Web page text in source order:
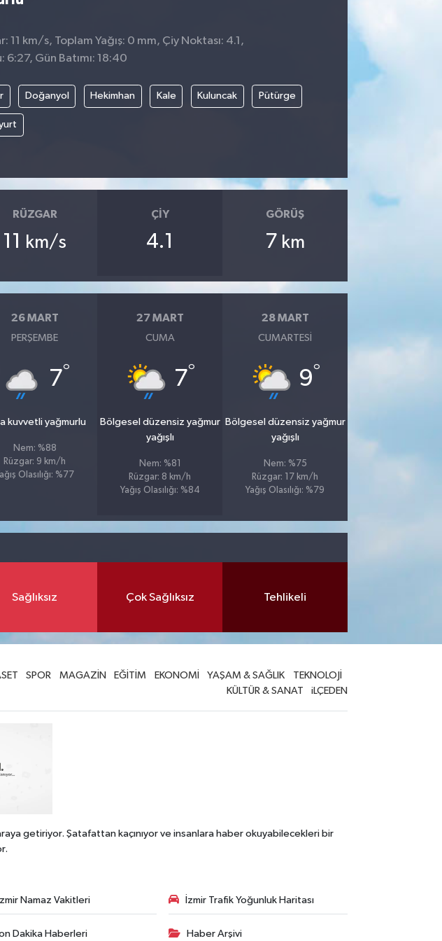
11 km/s, Toplam Yağış: 0 mm, Çiy Noktası: 4.1,
Gün Batımı: 18:40
Doğanyol Hekimhan Kale Kuluncak Pütürge
RÜZGAR
11 km/s
ÇIY
4.1
GÖRÜŞ
7 km
26 MART
PERŞEMBE
7°
kuvvetli yağmurlu
Nem: %88
Rüzgar: 9 km/h
Olasılığı: %77
27 MART
CUMA
7°
Bölgesel düzensiz yağmur
yağışlı
Nem: %81
Rüzgar: 8 km/h
Yağış Olasılığı: %84
28 MART
CUMARTESI
9°
Bölgesel düzensiz yağmur
yağışlı
Nem: %75
Rüzgar: 17 km/h
Yağış Olasılığı: %79
Sağlıksız Çok Sağlıksız Tehlikeli
SPOR MAGAZİN EĞİTİM EKONOMİ YAŞAM & SAĞLIK
TEKNOLOJİ
KÜLTÜR & SANAT
iLÇEDEN
getiriyor. Şatafattan kaçınıyor ve insanlara haber okuyabilecekleri bir
İzmir Namaz Vakitleri İzmir Trafik Yoğunluk Haritası
Dakika Haberleri Haber Arşivi